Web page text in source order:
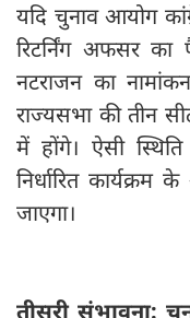
यदि चुनाव आयोग
रिटर्निंग अफसर का
नटराजन का
राज्यसभा की तीन
में होंगे। ऐसी
निर्धारित
जाएगा।
तीसरी संभावना: